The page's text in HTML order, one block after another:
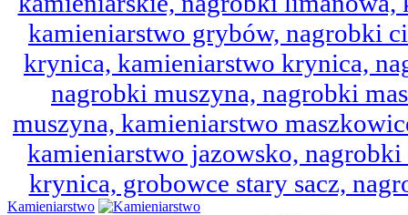
kamieniarstwo grybów, nagrobki
krynica, kamieniarstwo krynica,
nagrobki muszyna, nagrobki
muszyna, kamieniarstwo
kamieniarstwo jazowsko,
krynica, grobowce stary sacz,
Kamieniarstwo